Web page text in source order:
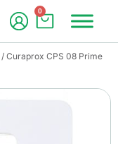
0
/ Curaprox CPS 08 Prime